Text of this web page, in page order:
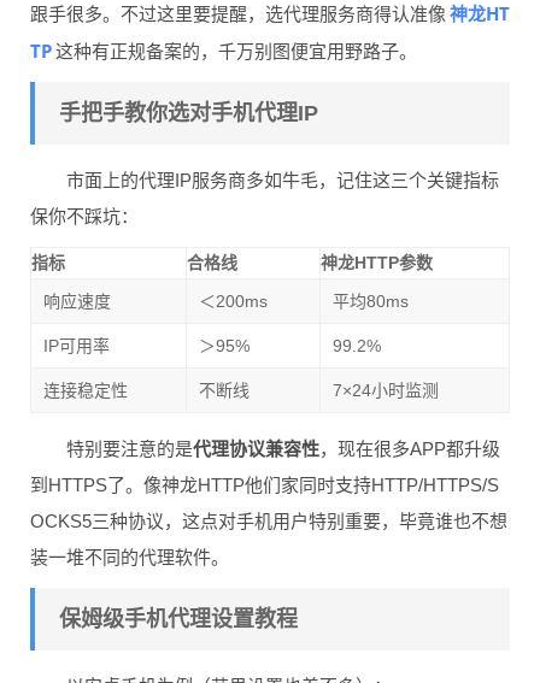
跟手很多。不过这里要提醒，选代理服务商得认准像 神龙HT
TP这种有正规备案的，千万别图便宜用野路子。
手把手教你选对手机代理IP
市面上的代理IP服务商多如牛毛，记住这三个关键指标
保你不踩坑：
指标 合格线
神龙HTTP参数
响应速度
＜200ms 平均80ms
IP可用率 ＞95% 99.2%
连接稳定性 不断线 7×24小时监测
特别要注意的是代理协议兼容性，现在很多APP都升级
到HTTPS了。像神龙HTTP他们家同时支持HTTP/HTTPS/S
OCKS5三种协议，这点对手机用户特别重要，毕竟谁也不想
装一堆不同的代理软件。
保姆级手机代理设置教程